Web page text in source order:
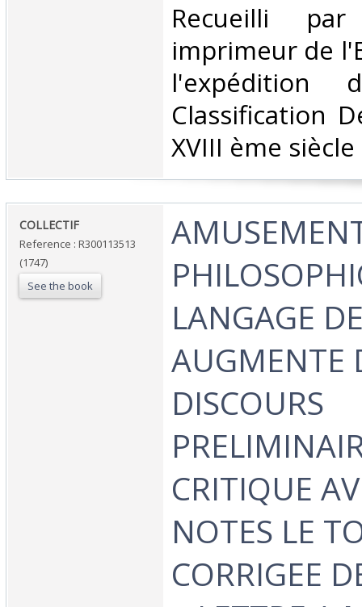
‎Recueilli
imprimeur de
l'expédition
Classification
XVIII ème siècle‎
‎COLLECTIF‎
Reference : R300113513
(1747)
See the book
LANGAGE
AUGMENTE
DISCOURS
CRITIQUE
NOTES LE
CORRIGEE